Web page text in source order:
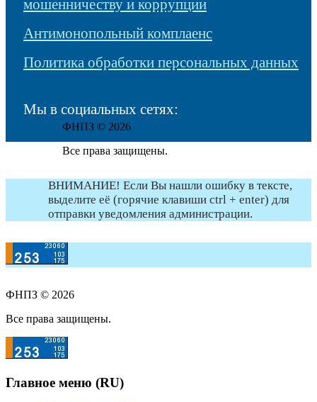
мошенничеству и коррупции
Антимонопольный комплаенс
Политика обработки персональных данных
Мы в социальных сетях:
ФНПЗ © 2026
Все права защищены.
ВНИМАНИЕ! Если Вы нашли ошибку в тексте,
выделите её (горячие клавиши ctrl + enter) для
отправки уведомления администрации.
ФНПЗ © 2026
Все права защищены.
Главное меню (RU)